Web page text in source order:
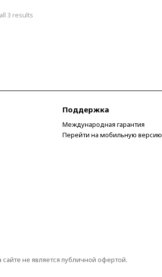
3 results
Поддержка
Международная гарантия
Перейти на мобильную версию
не является публичной офертой.